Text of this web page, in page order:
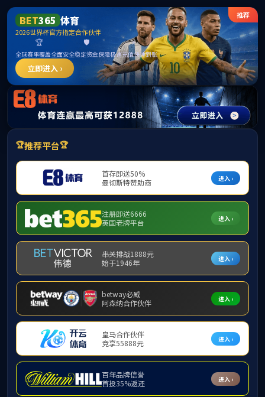
公海贵宾会·(5500iii-CHINA)线路检测中心|官方网站
向锦武 院士
性别：男
邮箱：
办公室：
人才称号：
最终学位：
办公电话：
导师资格：
上一篇：没有了
下一篇：
没有了